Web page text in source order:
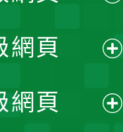
開
選
網頁
開
網頁